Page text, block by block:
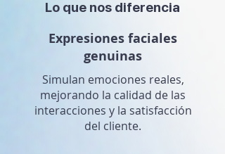
Lo que nos diferencia
Expresiones faciales
genuinas
Simulan emociones reales,
mejorando la calidad de las
interacciones y la satisfacción
del cliente.